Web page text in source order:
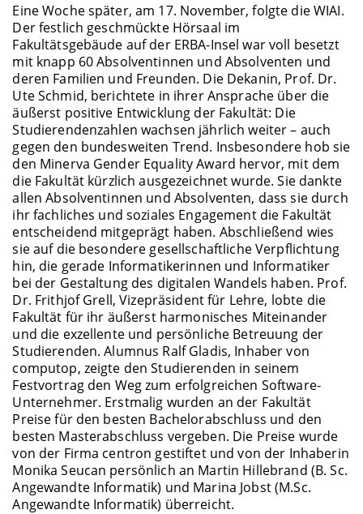
Eine Woche später, am 17. November, folgte die WIAI.
Der festlich geschmückte Hörsaal im
Fakultätsgebäude auf der ERBA-Insel war voll besetzt
mit knapp 60 Absolventinnen und Absolventen und
deren Familien und Freunden. Die Dekanin, Prof. Dr.
Ute Schmid, berichtete in ihrer Ansprache über die
äußerst positive Entwicklung der Fakultät: Die
Studierendenzahlen wachsen jährlich weiter – auch
gegen den bundesweiten Trend. Insbesondere hob sie
den Minerva Gender Equality Award hervor, mit dem
die Fakultät kürzlich ausgezeichnet wurde. Sie dankte
allen Absolventinnen und Absolventen, dass sie durch
ihr fachliches und soziales Engagement die Fakultät
entscheidend mitgeprägt haben. Abschließend wies
sie auf die besondere gesellschaftliche Verpflichtung
hin, die gerade Informatikerinnen und Informatiker
bei der Gestaltung des digitalen Wandels haben. Prof.
Dr. Frithjof Grell, Vizepräsident für Lehre, lobte die
Fakultät für ihr äußerst harmonisches Miteinander
und die exzellente und persönliche Betreuung der
Studierenden. Alumnus Ralf Gladis, Inhaber von
computop, zeigte den Studierenden in seinem
Festvortrag den Weg zum erfolgreichen Software-
Unternehmer. Erstmalig wurden an der Fakultät
Preise für den besten Bachelorabschluss und den
besten Masterabschluss vergeben. Die Preise wurde
von der Firma centron gestiftet und von der Inhaberin
Monika Seucan persönlich an Martin Hillebrand (B. Sc.
Angewandte Informatik) und Marina Jobst (M.Sc.
Angewandte Informatik) überreicht.